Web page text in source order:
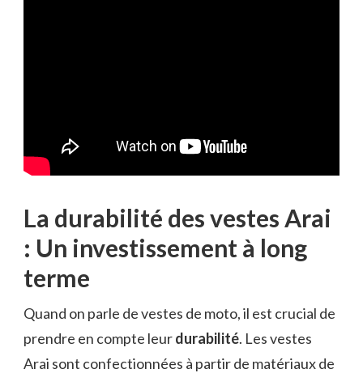
La durabilité des vestes Arai
: Un investissement à long
terme
Quand on parle de vestes de moto, il est crucial de
prendre en compte leurdurabilité. Les vestes
Arai sont confectionnées à partir de matériaux de